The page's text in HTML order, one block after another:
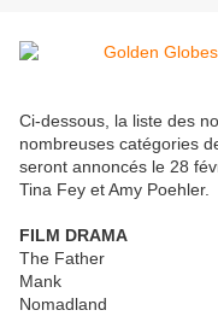
Ci-dessous, la liste des
nombreuses catégories
seront annoncés le 28
Tina Fey et Amy Poehler.
FILM DRAMA
The Father
Mank
Nomadland